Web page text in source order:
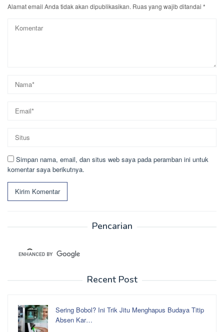
Alamat email Anda tidak akan dipublikasikan. Ruas yang wajib ditandai *
Simpan nama, email, dan situs web saya pada peramban ini untuk
komentar saya berikutnya.
Pencarian
Recent Post
Sering Bobol? Ini Trik Jitu Menghapus Budaya Titip
Absen Kar…